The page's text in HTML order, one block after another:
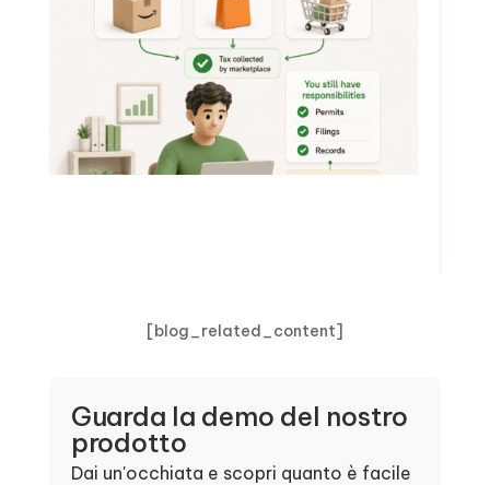
[blog_related_content]
Guarda la demo del nostro
prodotto
Dai un'occhiata e scopri quanto è facile